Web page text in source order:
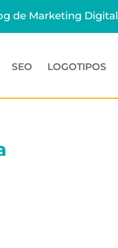
de Marketing Digital
SEO LOGOTIPOS